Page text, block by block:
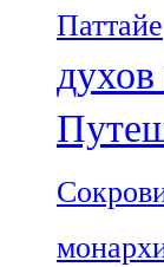
Паттайе